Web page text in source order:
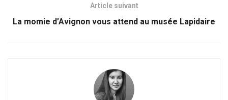
Article suivant
La momie d’Avignon vous attend au musée Lapidaire